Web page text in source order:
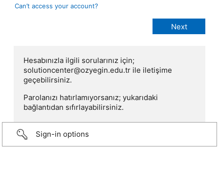
Can’t access your account?
Hesabınızla ilgili sorularınız için;
solutioncenter@ozyegin.edu.tr ile iletişime
geçebilirsiniz.
Parolanızı hatırlamıyorsanız; yukarıdaki
bağlantıdan sıfırlayabilirsiniz.
Sign-in options